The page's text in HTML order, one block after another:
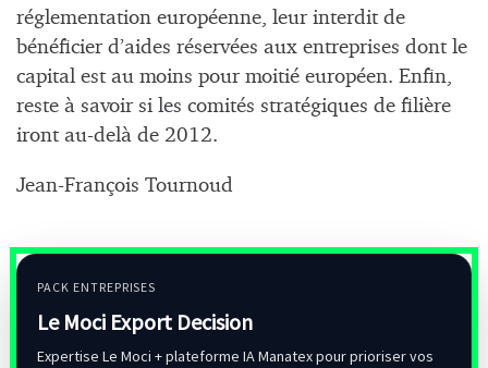
réglementation européenne, leur interdit de
bénéficier d’aides réservées aux entreprises dont le
capital est au moins pour moitié européen. Enfin,
reste à savoir si les comités stratégiques de filière
iront au-delà de 2012.
Jean-François Tournoud
PACK ENTREPRISES
Le Moci Export Decision
Expertise Le Moci + plateforme IA Manatex pour prioriser vos